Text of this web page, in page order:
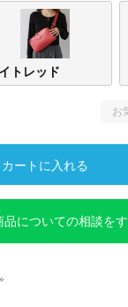
ライトレッ
ド
トレッド
お
カートに入れる
品についての相談を